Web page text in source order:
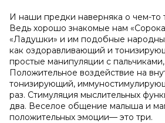
И наши предки наверняка о чем-то
Ведь хорошо знакомые нам
«Ладушки» и им подобные
как оздоравливающий и
простые манипуляции с
Положительное воздействие на
тонизирующий,
раз. Стимуляция мыслительных
два. Веселое общение малыша и
положительных эмоции— это три.